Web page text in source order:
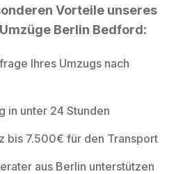
Vorteile unseres
Berlin Bedford:
Ihres Umzugs nach
in unter 24 Stunden
bis 7.500€ für den Transport
aus Berlin unterstützen